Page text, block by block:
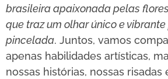
brasileira apaixonada pelas
que traz um olhar único e
pincelada. Juntos, vamos
apenas habilidades artísticas,
nossas histórias, nossas risadas